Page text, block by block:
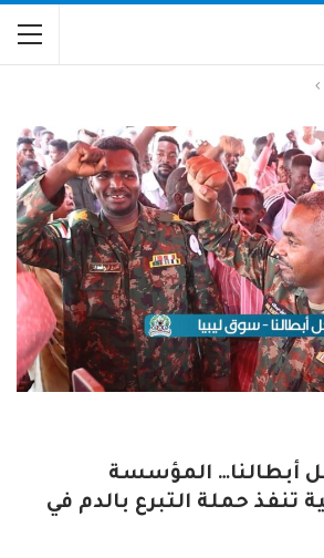
أبطالنا… المؤسسة
تنفذ حملة التبرع بالدم في